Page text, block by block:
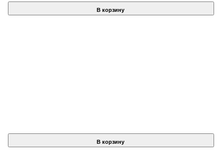
В корзину
В корзину